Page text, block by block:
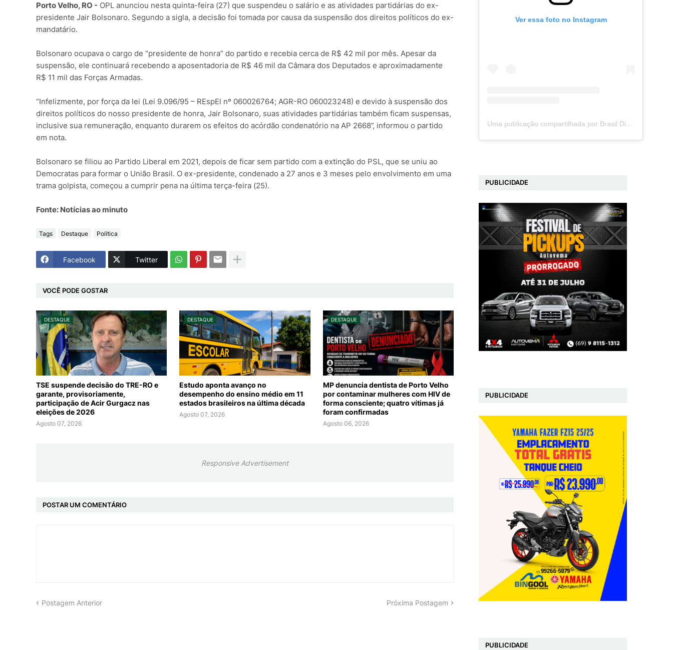
Porto Velho, RO - OPL anunciou nesta quinta-feira (27) que suspendeu o salário e as atividades partidárias do ex-
presidente Jair Bolsonaro. Segundo a sigla, a decisão foi tomada por causa da suspensão dos direitos políticos do ex-
mandatário.
Bolsonaro ocupava o cargo de “presidente de honra” do partido e recebia cerca de R$ 42 mil por mês. Apesar da
suspensão, ele continuará recebendo a aposentadoria de R$ 46 mil da Câmara dos Deputados e aproximadamente
R$ 11 mil das Forças Armadas.
“Infelizmente, por força da lei (Lei 9.096/95 – REspEl nº 060026764; AGR-RO 060023248) e devido à suspensão dos
direitos políticos do nosso presidente de honra, Jair Bolsonaro, suas atividades partidárias também ficam suspensas,
inclusive sua remuneração, enquanto durarem os efeitos do acórdão condenatório na AP 2668”, informou o partido
em nota.
Bolsonaro se filiou ao Partido Liberal em 2021, depois de ficar sem partido com a extinção do PSL, que se uniu ao
Democratas para formar o União Brasil. O ex-presidente, condenado a 27 anos e 3 meses pelo envolvimento em uma
trama golpista, começou a cumprir pena na última terça-feira (25).
Fonte: Notícias ao minuto
Tags Destaque Política
Facebook Twitter
VOCÊ PODE GOSTAR
DESTAQUE
TSE suspende decisão do TRE-RO e
garante, provisoriamente,
participação de Acir Gurgacz nas
eleições de 2026
Agosto 07, 2026
DESTAQUE
Estudo aponta avanço no
desempenho do ensino médio em 11
estados brasileiros na última década
Agosto 07, 2026
DESTAQUE
MP denuncia dentista de Porto Velho
por contaminar mulheres com HIV de
forma consciente; quatro vítimas já
foram confirmadas
Agosto 06, 2026
Responsive Advertisement
POSTAR UM COMENTÁRIO
Postagem Anterior Próxima Postagem
Ver essa foto no Instagram
PUBLICIDADE
PUBLICIDADE
PUBLICIDADE